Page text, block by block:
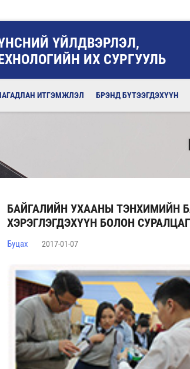
ҮЙЛДВЭРЛЭЛ,
ИХ СУРГУУЛЬ
ИТГЭМЖЛЭЛ БРЭНД БҮТЭЭГДЭХҮҮН
БАЙГАЛИЙН УХААНЫ ТЭНХИМИЙН
ХЭРЭГЛЭГДЭХҮҮН БОЛОН
Буцах 2017-01-07